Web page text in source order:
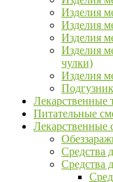
Изделия
Изделия
Изделия
Изделия
чулки)
Изделия
Лекарственные
Питательные
Лекарственные
Средства
Средства